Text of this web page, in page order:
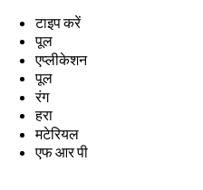
टाइप करें
पूल
एप्लीकेशन
पूल
रंग
हरा
मटेरियल
एफ आर पी